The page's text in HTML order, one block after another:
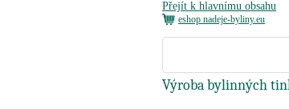
Přejít k hlavnímu obsahu
eshop nadeje-byliny.eu
Výroba bylinných